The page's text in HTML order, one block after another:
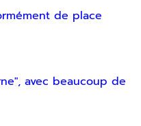
de place
avec beaucoup de